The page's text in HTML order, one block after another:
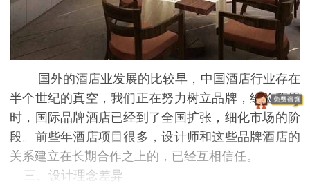
国外的酒店业发展的比较早，中国酒店行业存在
半个世纪的真空，我们正在努力树立品牌，经验积累
时，国际品牌酒店已经到了全国扩张，细化市场的阶
段。前些年酒店项目很多，设计师和这些品牌酒店的
关系建立在长期合作之上的，已经互相信任。
三、设计理念差异